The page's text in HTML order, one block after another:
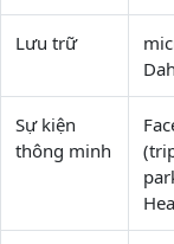
Lưu trữ
Sự kiện
thông minh